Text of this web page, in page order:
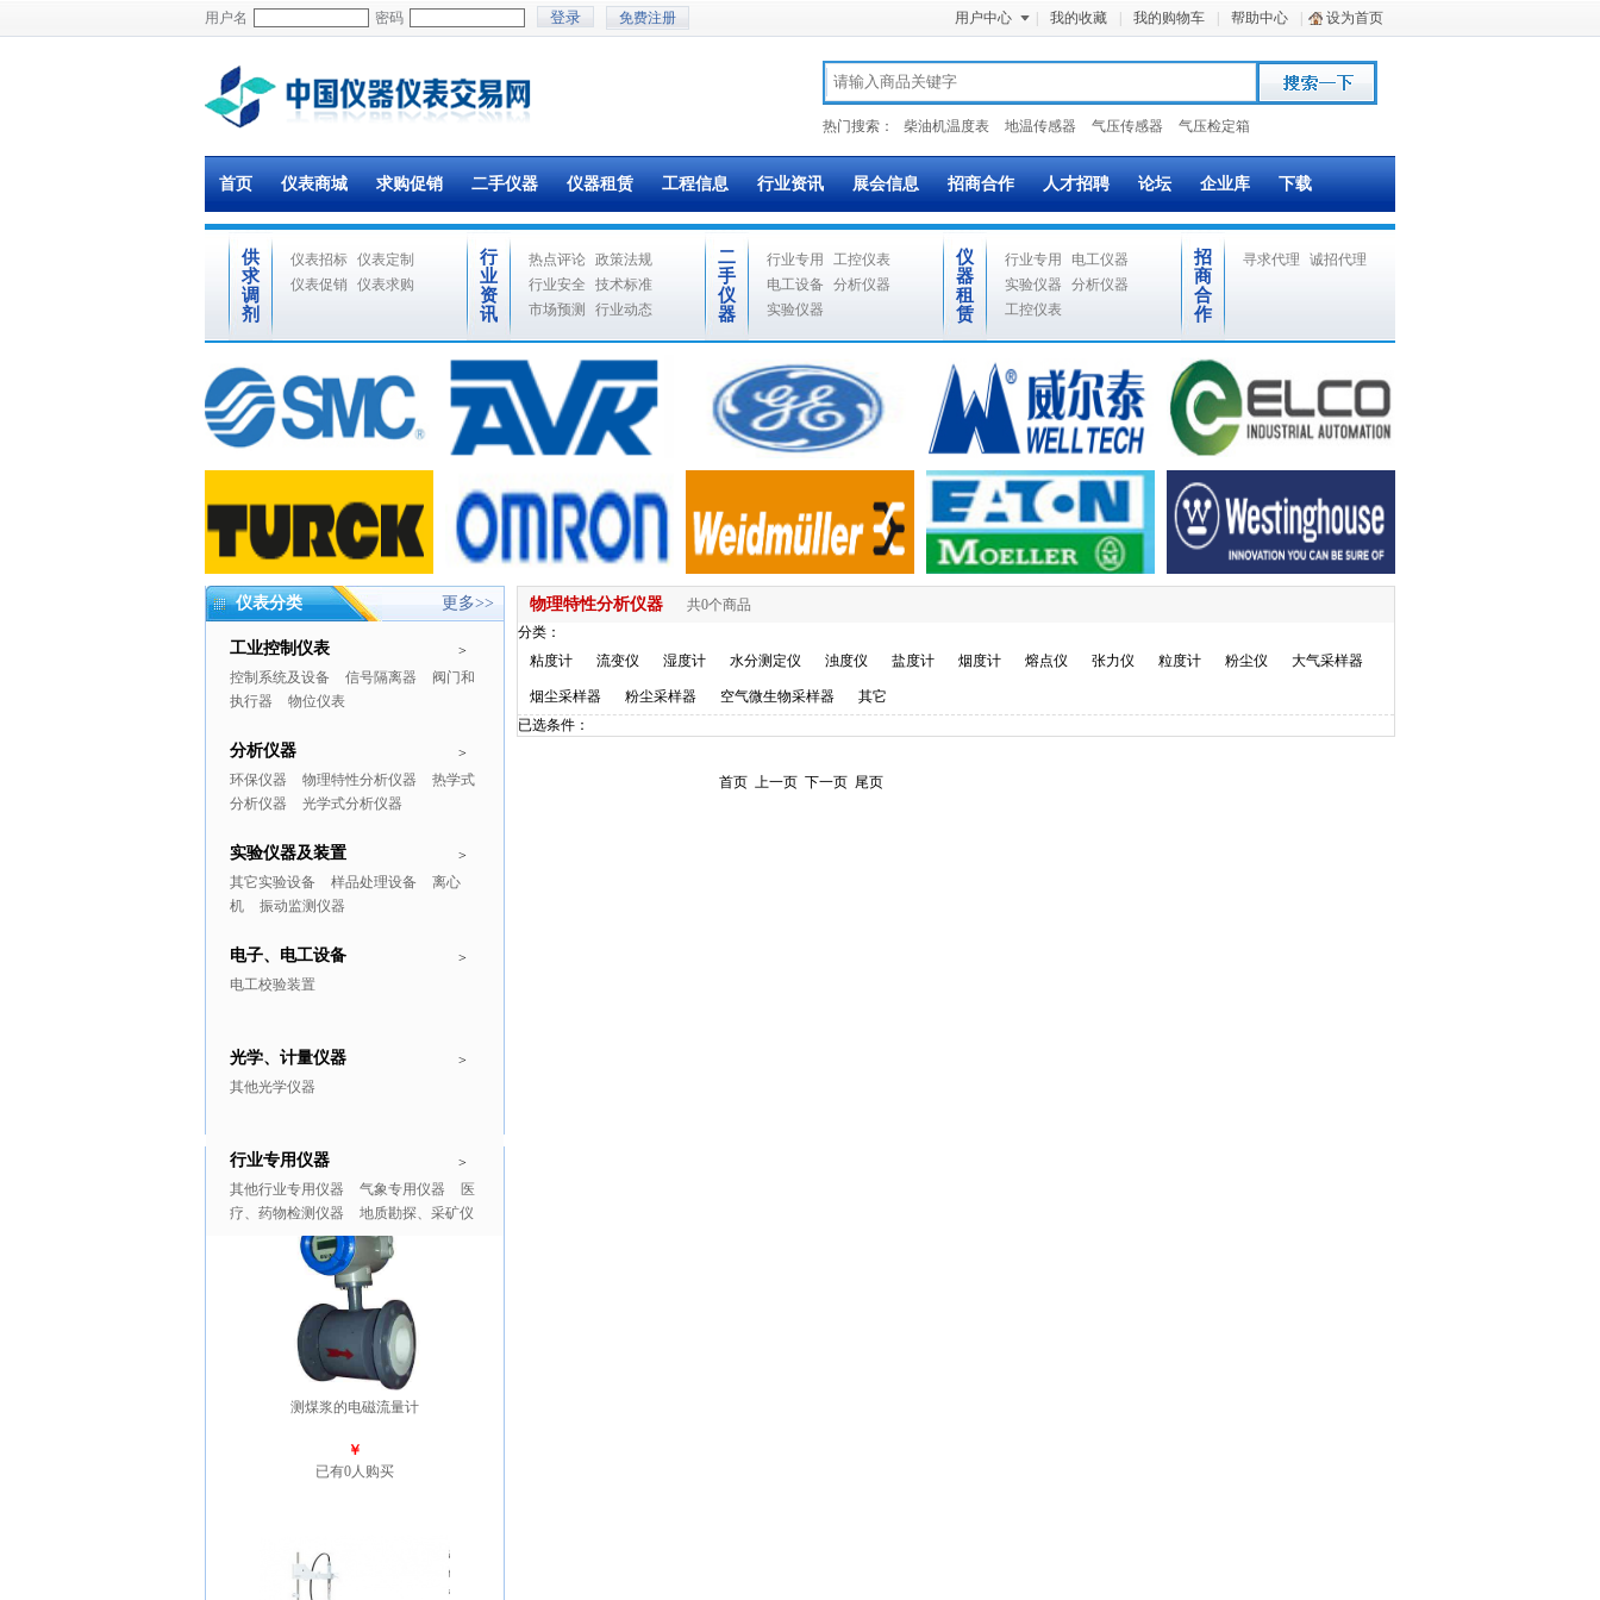
用户名 密码 免费注册 用户中心 我的收藏 我的购物车 帮助中心 设为首页
热门搜索： 柴油机温度表 地温传感器 气压传感器 气压检定箱
首页 仪表商城 求购促销 二手仪器 仪器租赁 工程信息 行业资讯 展会信息 招商合作 人才招聘 论坛 企业库 下载
供
求
调
剂
仪表招标 仪表定制
仪表促销
仪表求购
行
业
资
讯
热点评论 政策法规
行业安全
技术标准
市场预测
行业动态
二
手
仪
器
行业专用
工控仪表
电工设备
分析仪器
实验仪器
仪
器
租
赁
行业专用
电工仪器
实验仪器
分析仪器
工控仪表
招
商
合
作
寻求代理 诚招代理
仪表分类 更多>>
>
工业控制仪表
控制系统及设备 信号隔离器
阀门和
执行器
物位仪表
>
分析仪器
环保仪器 物理特性分析仪器
热学式
分析仪器
光学式分析仪器
>
实验仪器及装置
其它实验设备 样品处理设备
离心
机
振动监测仪器
>
电子、电工设备
电工校验装置
>
光学、计量仪器
其他光学仪器
>
行业专用仪器
其他行业专用仪器 气象专用仪器
医
疗、药物检测仪器
地质勘探、采矿仪
推广商品 更多>>
测煤浆的电磁流量计
￥
已有0人购买
物理特性分析仪器
共0个商品
分类：
粘度计
流变仪 湿度计 水分测定仪 浊度仪 盐度计 烟度计 熔点仪 张力仪 粒度计 粉尘仪 大气采样器
烟尘采样器 粉尘采样器 空气微生物采样器
其它
已选条件：
首页 上一页 下一页 尾页